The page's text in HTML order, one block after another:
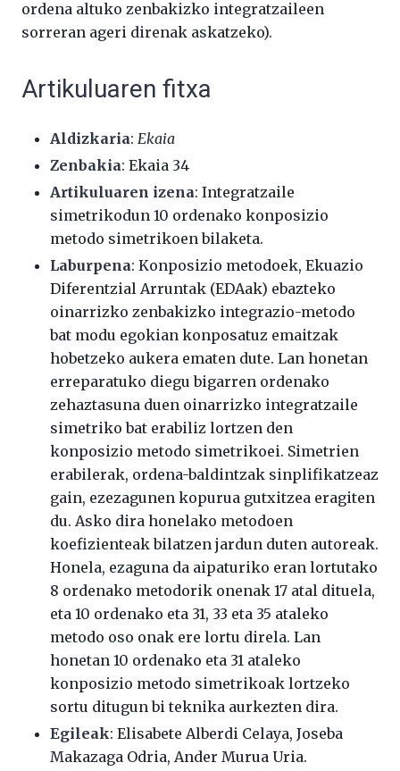
ordena altuko zenbakizko integratzaileen
sorreran ageri direnak askatzeko).
Artikuluaren fitxa
Aldizkaria: Ekaia
Zenbakia: Ekaia 34
Artikuluaren izena: Integratzaile
simetrikodun 10 ordenako konposizio
metodo simetrikoen bilaketa.
Laburpena: Konposizio metodoek, Ekuazio
Diferentzial Arruntak (EDAak) ebazteko
oinarrizko zenbakizko integrazio-metodo
bat modu egokian konposatuz emaitzak
hobetzeko aukera ematen dute. Lan honetan
erreparatuko diegu bigarren ordenako
zehaztasuna duen oinarrizko integratzaile
simetriko bat erabiliz lortzen den
konposizio metodo simetrikoei. Simetrien
erabilerak, ordena-baldintzak sinplifikatzeaz
gain, ezezagunen kopurua gutxitzea eragiten
du. Asko dira honelako metodoen
koefizienteak bilatzen jardun duten autoreak.
Honela, ezaguna da aipaturiko eran lortutako
8 ordenako metodorik onenak 17 atal dituela,
eta 10 ordenako eta 31, 33 eta 35 ataleko
metodo oso onak ere lortu direla. Lan
honetan 10 ordenako eta 31 ataleko
konposizio metodo simetrikoak lortzeko
sortu ditugun bi teknika aurkezten dira.
Egileak: Elisabete Alberdi Celaya, Joseba
Makazaga Odria, Ander Murua Uria.